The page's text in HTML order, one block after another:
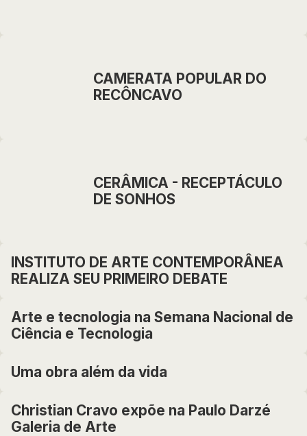
CAMERATA POPULAR DO
RECÔNCAVO
CERÂMICA - RECEPTÁCULO
DE SONHOS
INSTITUTO DE ARTE CONTEMPORÂNEA
REALIZA SEU PRIMEIRO DEBATE
Arte e tecnologia na Semana Nacional de
Ciência e Tecnologia
Uma obra além da vida
Christian Cravo expõe na Paulo Darzé
Galeria de Arte